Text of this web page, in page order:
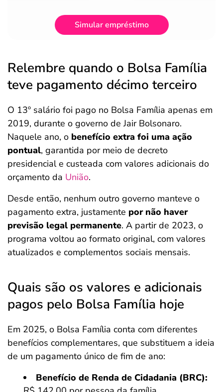
Simular empréstimo
Relembre quando o Bolsa Família
teve pagamento décimo terceiro
O 13º salário foi pago no Bolsa Família apenas em
2019, durante o governo de Jair Bolsonaro.
Naquele ano, o benefício extra foi uma ação
pontual, garantida por meio de decreto
presidencial e custeada com valores adicionais do
orçamento da União.
Desde então, nenhum outro governo manteve o
pagamento extra, justamente por não haver
previsão legal permanente. A partir de 2023, o
programa voltou ao formato original, com valores
atualizados e complementos sociais mensais.
Quais são os valores e adicionais
pagos pelo Bolsa Família hoje
Em 2025, o Bolsa Família conta com diferentes
benefícios complementares, que substituem a ideia
de um pagamento único de fim de ano:
Benefício de Renda de Cidadania (BRC):